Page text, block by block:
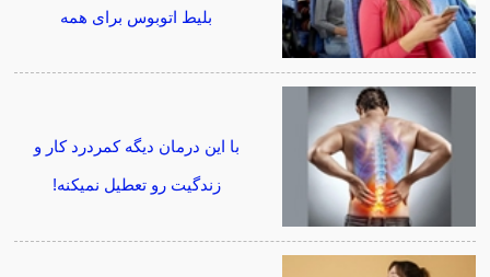
بلیط اتوبوس برای همه
با این درمان دیگه کمردرد کار و
زندگیت رو تعطیل نمیکنه!